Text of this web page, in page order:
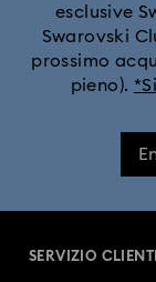
esclusive
Swarovski
prossimo
pieno).
SERVIZIO CLIENTI